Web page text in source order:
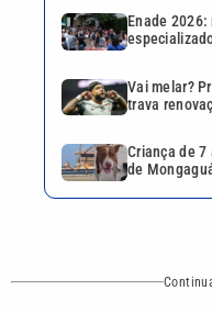
VTV é afiliada do
Cotidiano
Mundo